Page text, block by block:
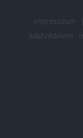
impresszum
adatvédelem